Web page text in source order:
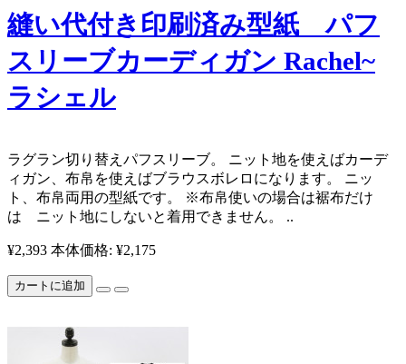
縫い代付き印刷済み型紙 パフ
スリーブカーディガン Rachel~
ラシェル
ラグラン切り替えパフスリーブ。 ニット地を使えばカーデ
ィガン、布帛を使えばブラウスボレロになります。 ニッ
ト、布帛両用の型紙です。 ※布帛使いの場合は裾布だけ
は ニット地にしないと着用できません。 ..
¥2,393 本体価格: ¥2,175
カートに追加